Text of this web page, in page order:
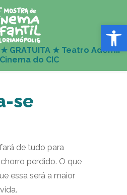
Abrir
se
de tudo para
perdido. O que
essa será a maior